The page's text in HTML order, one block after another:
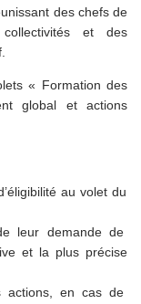
des chefs de
et des
« Formation des
global et actions
au volet du
leur demande de
et la plus précise
actions, en cas de